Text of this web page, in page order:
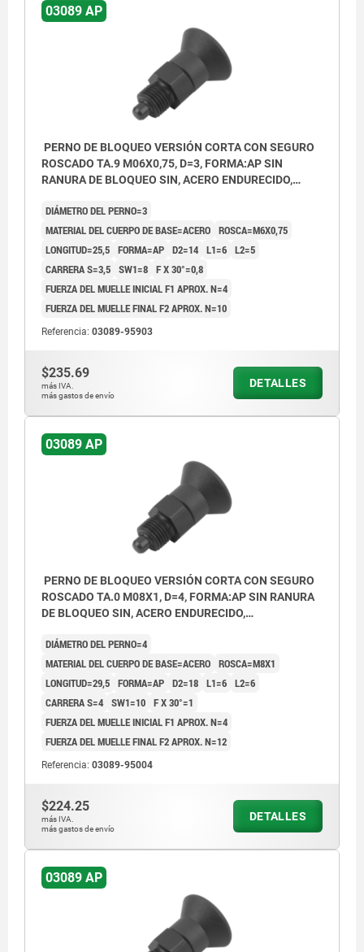
03089 AP
PERNO DE BLOQUEO VERSIÓN CORTA CON SEGURO
ROSCADO TA.9 M06X0,75, D=3, FORMA:AP SIN
RANURA DE BLOQUEO SIN, ACERO ENDURECIDO,
DIÁMETRO DEL PERNO=3
MATERIAL DEL CUERPO DE BASE=ACERO ROSCA=M6X0,75
LONGITUD=25,5 FORMA=AP D2=14 L1=6 L2=5
CARRERA S=3,5 SW1=8 F X 30°=0,8
FUERZA DEL MUELLE INICIAL F1 APROX. N=4
FUERZA DEL MUELLE FINAL F2 APROX. N=10
Referencia: 03089-95903
$235.69
más IVA.
más gastos de envío
DETALLES
03089 AP
PERNO DE BLOQUEO VERSIÓN CORTA CON SEGURO
ROSCADO TA.0 M08X1, D=4, FORMA:AP SIN RANURA
DE BLOQUEO SIN, ACERO ENDURECIDO,
DIÁMETRO DEL PERNO=4
MATERIAL DEL CUERPO DE BASE=ACERO ROSCA=M8X1
LONGITUD=29,5 FORMA=AP D2=18 L1=6 L2=6
CARRERA S=4 SW1=10 F X 30°=1
FUERZA DEL MUELLE INICIAL F1 APROX. N=4
FUERZA DEL MUELLE FINAL F2 APROX. N=12
Referencia: 03089-95004
$224.25
más IVA.
más gastos de envío
DETALLES
03089 AP